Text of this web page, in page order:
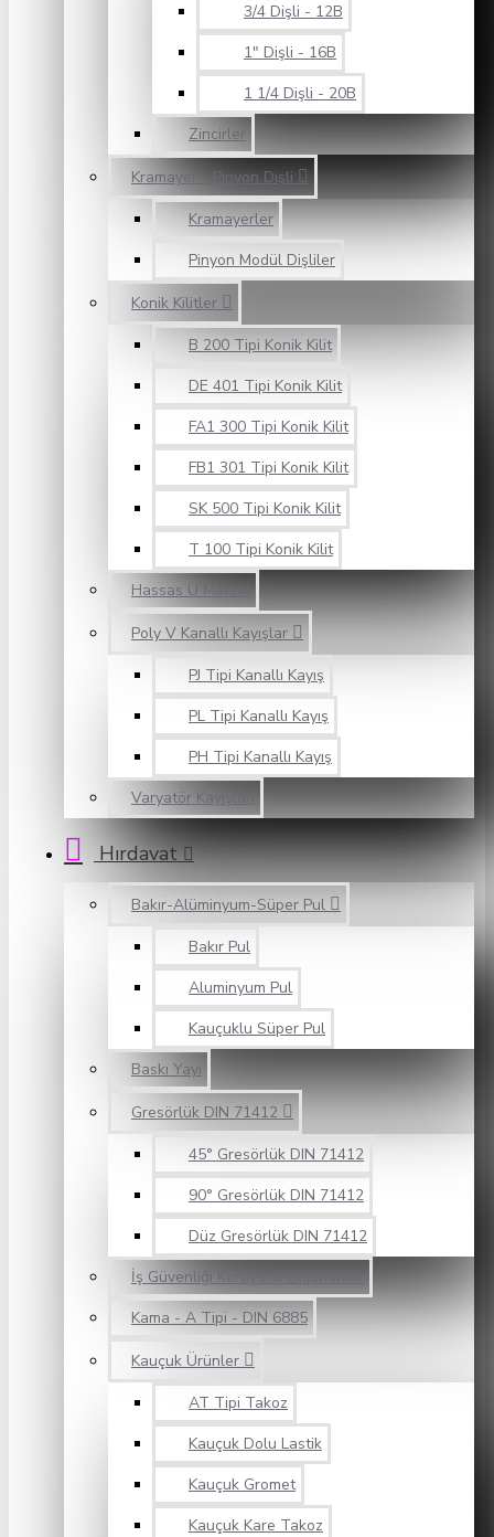
3/4 Dişli - 12B
1" Dişli - 16B
1 1/4 Dişli - 20B
Zincirler
Kramayer - Pinyon Dişli
Kramayerler
Pinyon Modül Dişliler
Konik Kilitler
B 200 Tipi Konik Kilit
DE 401 Tipi Konik Kilit
FA1 300 Tipi Konik Kilit
FB1 301 Tipi Konik Kilit
SK 500 Tipi Konik Kilit
T 100 Tipi Konik Kilit
Hassas U Mafsal
Poly V Kanallı Kayışlar
PJ Tipi Kanallı Kayış
PL Tipi Kanallı Kayış
PH Tipi Kanallı Kayış
Varyatör Kayışları
Hırdavat
Bakır-Alüminyum-Süper Pul
Bakır Pul
Aluminyum Pul
Kauçuklu Süper Pul
Baskı Yayı
Gresörlük DIN 71412
45° Gresörlük DIN 71412
90° Gresörlük DIN 71412
Düz Gresörlük DIN 71412
İş Güvenliği Koruyucu Ekipmanlar
Kama - A Tipi - DIN 6885
Kauçuk Ürünler
AT Tipi Takoz
Kauçuk Dolu Lastik
Kauçuk Gromet
Kauçuk Kare Takoz